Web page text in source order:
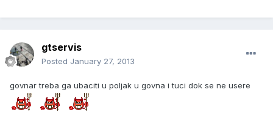
gtservis
Posted January 27, 2013
govnar treba ga ubaciti u poljak u govna i tuci dok se ne usere